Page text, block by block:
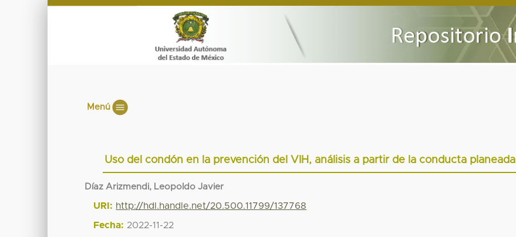
Menú
Uso del condón en la prevención del VIH, análisis a partir de la conducta planeada
Díaz Arizmendi, Leopoldo Javier
URI: http://hdl.handle.net/20.500.11799/137768
Fecha: 2022-11-22